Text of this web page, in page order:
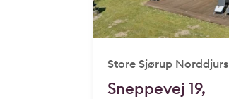
Store Sjørup Norddjurs
Sneppevej 19,